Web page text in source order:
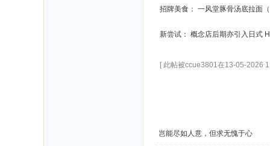
招牌美食： 一风堂豚骨汤底拉面
新尝试： 概念店后期亦引入日式
[ 此帖被ccue3801在13-05-2026
岂能尽如人意，但求无愧于心